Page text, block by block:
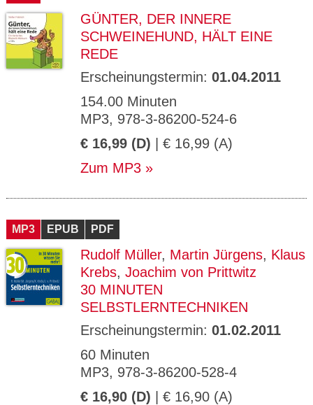
GÜNTER, DER INNERE
SCHWEINEHUND, HÄLT EINE
REDE
Erscheinungstermin: 01.04.2011
154.00 Minuten
MP3, 978-3-86200-524-6
€ 16,99 (D) | € 16,99 (A)
Zum MP3
MP3 EPUB PDF
Rudolf Müller, Martin Jürgens, Klaus
Krebs, Joachim von Prittwitz
30 MINUTEN
SELBSTLERNTECHNIKEN
Erscheinungstermin: 01.02.2011
60 Minuten
MP3, 978-3-86200-528-4
€ 16,90 (D) | € 16,90 (A)